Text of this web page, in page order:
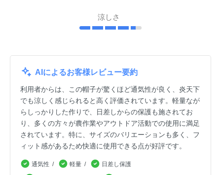
涼しさ
AIによるお客様レビュー要約
利用者からは、この帽子が驚くほど通気性が良く、炎天下
でも涼しく感じられると高く評価されています。軽量なが
らしっかりした作りで、日差しからの保護も施されてお
り、多くの方々が農作業やアウトドア活動での使用に満足
されています。特に、サイズのバリエーションも多く、フ
ィット感があるため快適に使用できる点が好評です。
通気性 軽量 日差し保護